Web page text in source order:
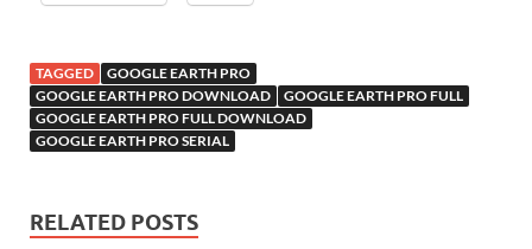
TAGGED
GOOGLE EARTH PRO
GOOGLE EARTH PRO DOWNLOAD
GOOGLE EARTH PRO FULL
GOOGLE EARTH PRO FULL DOWNLOAD
GOOGLE EARTH PRO SERIAL
RELATED POSTS